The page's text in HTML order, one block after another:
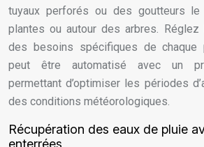
tuyaux perforés ou des goutteurs
plantes ou autour des arbres.
des besoins spécifiques de chaque
peut être automatisé avec un
permettant d’optimiser les périodes
des conditions météorologiques.
Récupération des eaux de pluie
enterrées